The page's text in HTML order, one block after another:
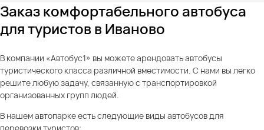
Заказ комфортабельного автобуса
для туристов в Иваново
В компании «Автобус1» вы можете арендовать автобусы
туристического класса различной вместимости. С нами вы легко
решите любую задачу, связанную с транспортировкой
организованных групп людей.
В нашем автопарке есть следующие виды автобусов для
перевозки туристов: